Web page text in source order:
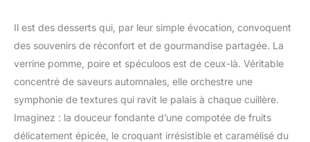
Il est des desserts qui, par leur simple évocation, convoquent
des souvenirs de réconfort et de gourmandise partagée. La
verrine pomme, poire et spéculoos est de ceux-là. Véritable
concentré de saveurs automnales, elle orchestre une
symphonie de textures qui ravit le palais à chaque cuillère.
Imaginez : la douceur fondante d’une compotée de fruits
délicatement épicée, le croquant irrésistible et caramélisé du